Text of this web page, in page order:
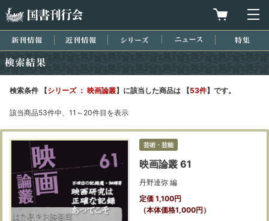
買物カゴを
新刊情報 近刊情報 シリーズ ニュース
検索条件 【シリーズ ： 映画論叢】に該当した商品は 【53件】です。
該当商品53件中、11～20件目を表示
芸術・芸能
映画論叢 61
丹野達弥 編
定価 1,100円
（本体価格1,000円）